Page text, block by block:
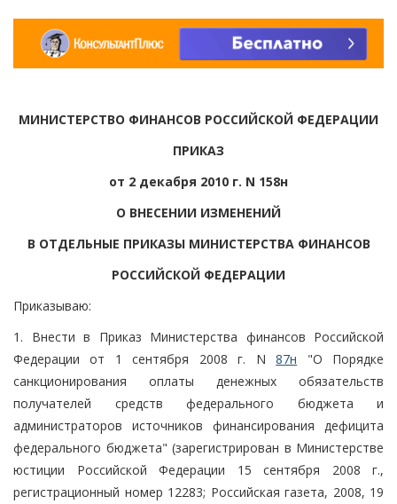
МИНИСТЕРСТВО ФИНАНСОВ РОССИЙСКОЙ ФЕДЕРАЦИИ
ПРИКАЗ
от 2 декабря 2010 г. N 158н
О ВНЕСЕНИИ ИЗМЕНЕНИЙ
В ОТДЕЛЬНЫЕ ПРИКАЗЫ МИНИСТЕРСТВА ФИНАНСОВ
РОССИЙСКОЙ ФЕДЕРАЦИИ
Приказываю:
1. Внести в Приказ Министерства финансов Российской
Федерации от 1 сентября 2008 г. N87н "О Порядке
санкционирования оплаты денежных обязательств
получателей средств федерального бюджета и
администраторов источников финансирования дефицита
федерального бюджета" (зарегистрирован в Министерстве
юстиции Российской Федерации 15 сентября 2008 г.,
регистрационный номер 12283; Российская газета, 2008, 19